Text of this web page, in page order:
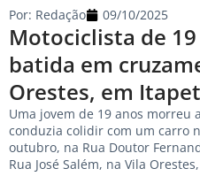
Motociclista de
batida em
Orestes, em
Por: Redação 09/10/2025
Uma jovem de 19 anos morreu
conduzia colidir com um carro
outubro, na Rua Doutor
Rua José Salém, na Vila